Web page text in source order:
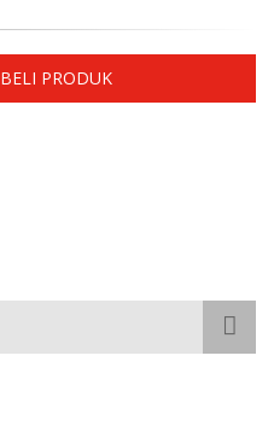
BELI PRODUK